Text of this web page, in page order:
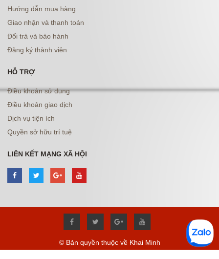
Hướng dẫn mua hàng
Giao nhận và thanh toán
Đổi trả và bảo hành
Đăng ký thành viên
HỖ TRỢ
Điều khoản sử dụng
Điều khoản giao dịch
Dịch vụ tiện ích
Quyền sở hữu trí tuệ
LIÊN KẾT MẠNG XÃ HỘI
© Bản quyền thuộc về Khai Minh